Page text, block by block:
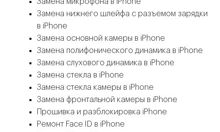
Замена нижнего шлейфа с разъемом зарядки
в iPhone
Замена основной камеры в iPhone
Замена полифонического динамика в iPhone
Замена слухового динамика в iPhone
Замена стекла в iPhone
Замена стекла камеры в iPhone
Замена фронтальной камеры в iPhone
Прошивка и разблокировка iPhone
Ремонт Face ID в iPhone